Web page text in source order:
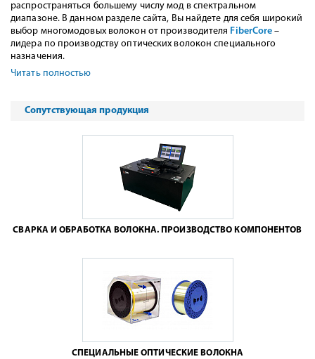
распространяться большему числу мод в спектральном
диапазоне. В данном разделе сайта, Вы найдете для себя широкий
выбор многомодовых волокон от производителя FiberCore –
лидера по производству оптических волокон специального
назначения.
Читать полностью
Сопутствующая продукция
СВАРКА И ОБРАБОТКА ВОЛОКНА. ПРОИЗВОДСТВО КОМПОНЕНТОВ
СПЕЦИАЛЬНЫЕ ОПТИЧЕСКИЕ ВОЛОКНА